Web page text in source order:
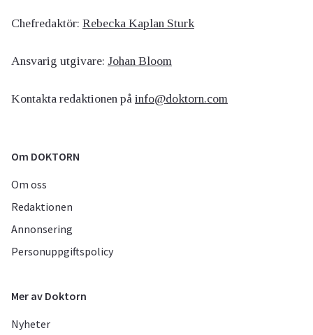
Chefredaktör: Rebecka Kaplan Sturk
Ansvarig utgivare: Johan Bloom
Kontakta redaktionen på info@doktorn.com
Om DOKTORN
Om oss
Redaktionen
Annonsering
Personuppgiftspolicy
Mer av Doktorn
Nyheter